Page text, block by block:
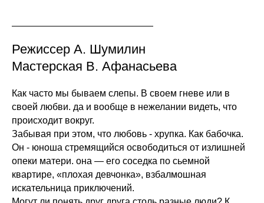
Режиссер А. Шумилин
Мастерская В. Афанасьева
Как часто мы бываем слепы. В своем гневе или в
своей любви. да и вообще в нежелании видеть, что
происходит вокруг.
Забывая при этом, что любовь - хрупка. Как бабочка.
Он - юноша стремящийся освободиться от излишней
опеки матери. она — его соседка по сьемной
квартире, «плохая девчонка», взбалмошная
искательница приключений.